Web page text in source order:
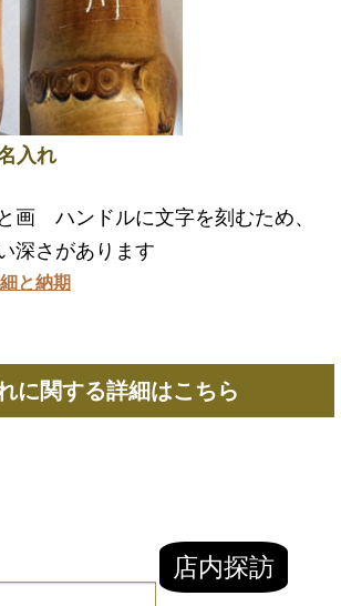
入れ
画 ハンドルに文字を刻むため、
深さがあります
と納期
に関する詳細はこちら